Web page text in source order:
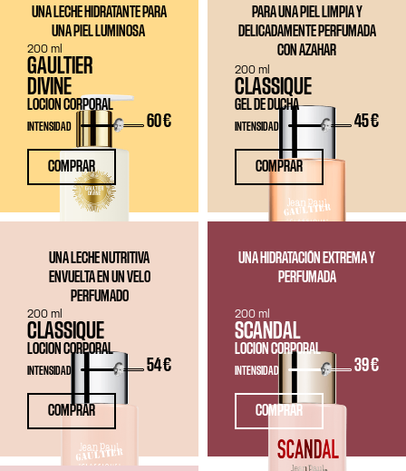
UNA LECHE HIDRATANTE PARA
UNA PIEL LUMINOSA
GAULTIER
DIVINE
LOCION CORPORAL
60 €
INTENSIDAD
200 ml
COMPRAR
PARA UNA PIEL LIMPIA Y
DELICADAMENTE PERFUMADA
CON AZAHAR
CLASSIQUE
GEL DE DUCHA
45 €
INTENSIDAD
200 ml
COMPRAR
UNA LECHE NUTRITIVA
ENVUELTA EN UN VELO
PERFUMADO
CLASSIQUE
LOCION CORPORAL
54 €
INTENSIDAD
200 ml
COMPRAR
UNA HIDRATACIÓN EXTREMA Y
PERFUMADA
SCANDAL
LOCION CORPORAL
39 €
INTENSIDAD
200 ml
COMPRAR